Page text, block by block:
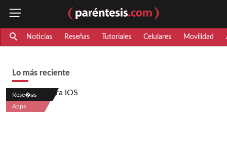
Noticias Reseñas Tutoriales Celulares Movilidad
Lo más reciente
Rese�as
Apps